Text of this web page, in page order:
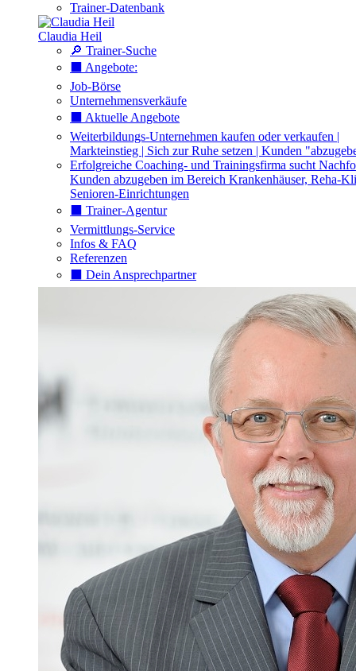
Trainer-Datenbank
Claudia Heil
🔎 Trainer-Suche
⬛️ Angebote:
Job-Börse
Unternehmensverkäufe
⬛️ Aktuelle Angebote
Weiterbildungs-Unternehmen kaufen oder verkaufen |
Markteinstieg | Sich zur Ruhe setzen | Kunden
Erfolgreiche Coaching- und Trainingsfirma sucht
Kunden abzugeben im Bereich Krankenhäuser, Reha-
Senioren-Einrichtungen
⬛️ Trainer-Agentur
Vermittlungs-Service
Infos & FAQ
Referenzen
⬛️ Dein Ansprechpartner